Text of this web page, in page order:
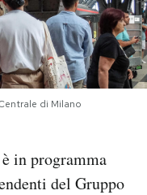
di Milano
in programma
del Gruppo